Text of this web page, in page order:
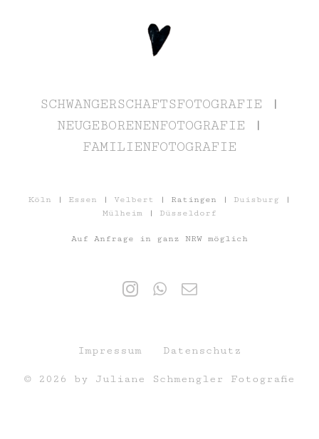
SCHWANGERSCHAFTSFOTOGRAFIE |
NEUGEBORENENFOTOGRAFIE |
FAMILIENFOTOGRAFIE
Köln | Essen | Velbert | Ratingen | Duisburg |
Mülheim | Düsseldorf
Auf Anfrage in ganz NRW möglich
Impressum Datenschutz
© 2026 by Juliane Schmengler Fotografie